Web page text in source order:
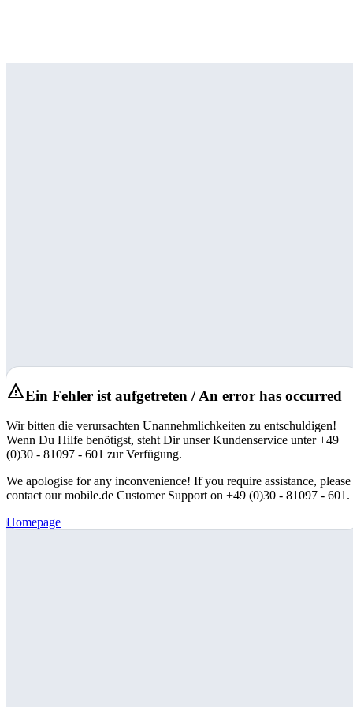
Ein Fehler ist aufgetreten / An error has occurred
Wir bitten die verursachten Unannehmlichkeiten zu entschuldigen!
Wenn Du Hilfe benötigst, steht Dir unser Kundenservice unter +49
(0)30 - 81097 - 601 zur Verfügung.
We apologise for any inconvenience! If you require assistance, please
contact our mobile.de Customer Support on +49 (0)30 - 81097 - 601.
Homepage